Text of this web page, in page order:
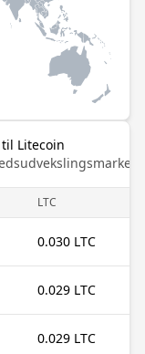
Litecoin
LTC
0.030 LTC
0.029 LTC
0.029 LTC